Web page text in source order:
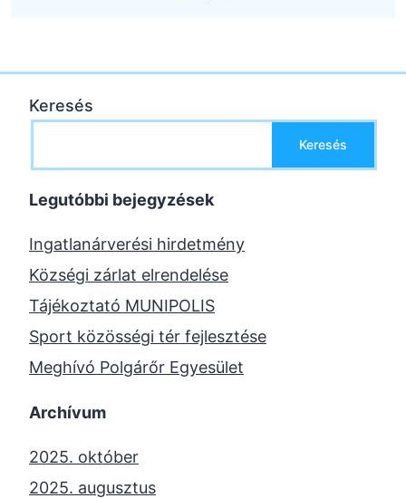
Keresés
Keresés
Legutóbbi bejegyzések
Ingatlanárverési hirdetmény
Községi zárlat elrendelése
Tájékoztató MUNIPOLIS
Sport közösségi tér fejlesztése
Meghívó Polgárőr Egyesület
Archívum
2025. október
2025. augusztus